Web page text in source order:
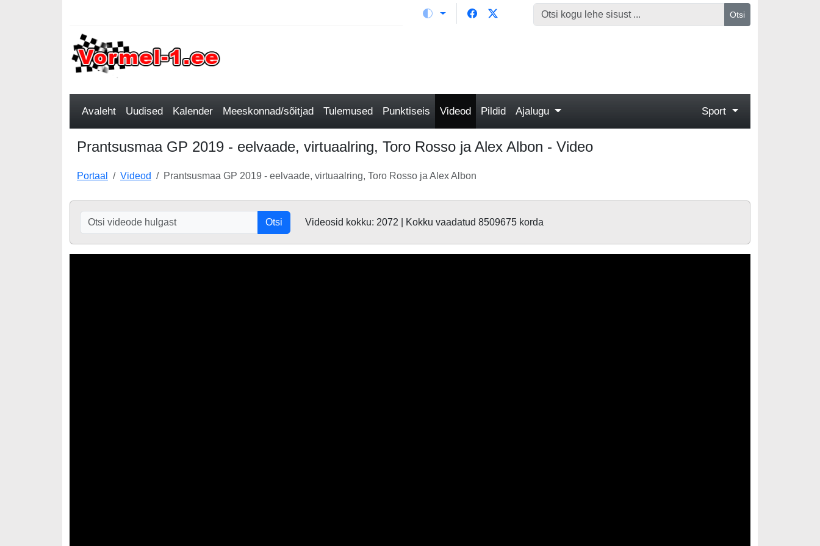
Otsi
Avaleht Uudised Kalender Meeskonnad/sõitjad Tulemused Punktiseis Videod Pildid Ajalugu Sport
Prantsusmaa GP 2019 - eelvaade, virtuaalring, Toro Rosso ja Alex Albon - Video
Portaal Videod Prantsusmaa GP 2019 - eelvaade, virtuaalring, Toro Rosso ja Alex Albon
Otsi Videosid kokku: 2072 | Kokku vaadatud 8509675 korda